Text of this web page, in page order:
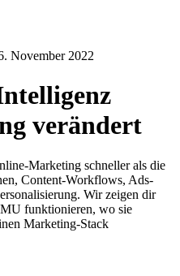
November 2022
verändert
Marketing schneller als die
Content-Workflows, Ads-
Wir zeigen dir
funktionieren, wo sie
Marketing-Stack